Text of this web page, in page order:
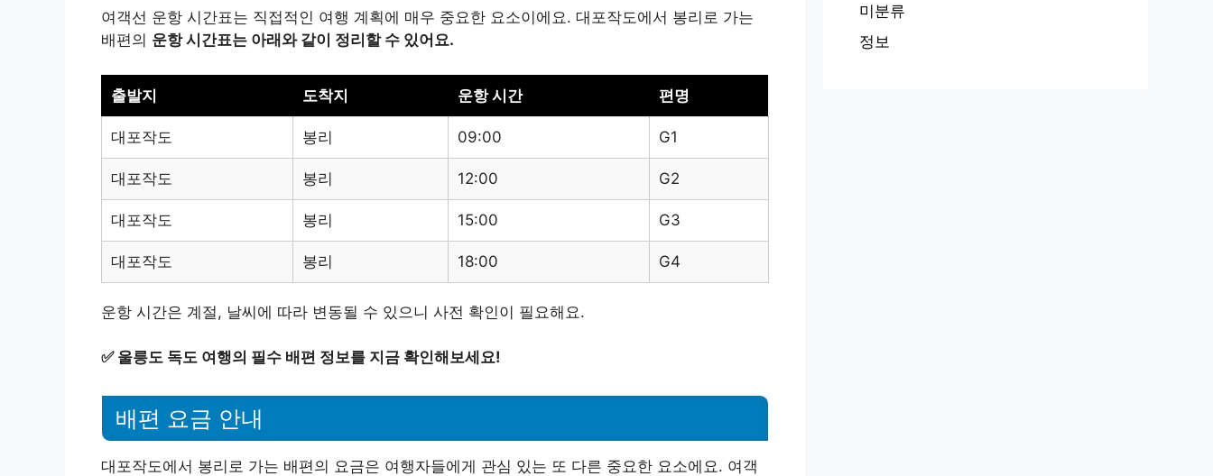
여객선 운항 시간표는 직접적인 여행 계획에 매우 중요한 요소이에요. 대포작도에서 봉리로 가는
배편의 운항 시간표는 아래와 같이 정리할 수 있어요.
출발지 도착지 운항 시간 편명
대포작도 봉리 09:00 G1
대포작도 봉리 12:00 G2
대포작도 봉리 15:00 G3
대포작도 봉리 18:00 G4
운항 시간은 계절, 날씨에 따라 변동될 수 있으니 사전 확인이 필요해요.
✅ 울릉도 독도 여행의 필수 배편 정보를 지금 확인해보세요!
배편 요금 안내
대포작도에서 봉리로 가는 배편의 요금은 여행자들에게 관심 있는 또 다른 중요한 요소에요. 여객
미분류
정보